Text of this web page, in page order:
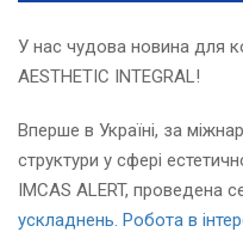
У нас чудова новина для
AESTHETIC INTEGRAL!
Вперше в Україні, за
структури у сфері
IMCAS ALERT, проведена
ускладнень. Робота в